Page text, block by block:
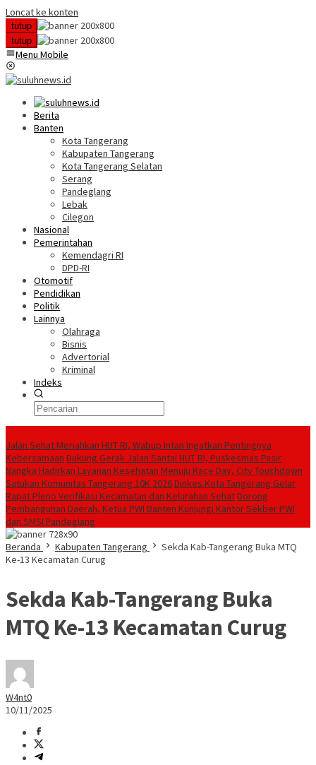
Loncat ke konten
tutup
tutup
Menu Mobile
Berita
Banten
Kota Tangerang
Kabupaten Tangerang
Kota Tangerang Selatan
Serang
Pandeglang
Lebak
Cilegon
Nasional
Pemerintahan
Kemendagri RI
DPD-RI
Otomotif
Pendidikan
Politik
Lainnya
Olahraga
Bisnis
Advertorial
Kriminal
Indeks
Jalan Sehat Meriahkan HUT RI, Wabup Intan Ingatkan Pentingnya
Kebersamaan Dukung Gerak Jalan Santai HUT RI, Puskesmas Pasir
Nangka Hadirkan Layanan Kesehatan Menuju Race Day, City Touchdown
Satukan Komunitas Tangerang 10K 2026Dinkes Kota Tangerang Gelar
Rapat Pleno Verifikasi Kecamatan dan Kelurahan SehatDorong
Pembangunan Daerah, Ketua PWI Banten Kunjungi Kantor Sekber PWI
dan SMSI Pandeglang
Beranda
Kabupaten Tangerang
Sekda Kab-Tangerang Buka MTQ
Ke-13 Kecamatan Curug
Sekda Kab-Tangerang Buka
MTQ Ke-13 Kecamatan Curug
W4nt0
10/11/2025